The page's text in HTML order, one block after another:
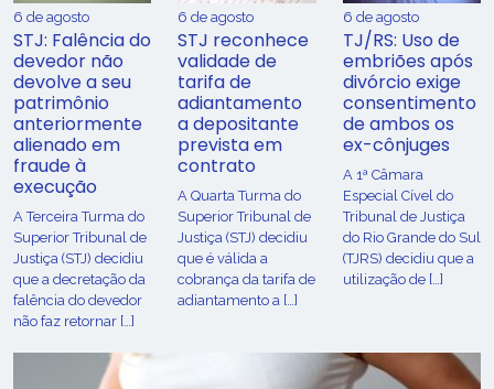
6 de agosto
STJ: Falência do
devedor não
devolve a seu
patrimônio
anteriormente
alienado em
fraude à
execução
A Terceira Turma do
Superior Tribunal de
Justiça (STJ) decidiu
que a decretação da
falência do devedor
não faz retornar […]
6 de agosto
STJ reconhece
validade de
tarifa de
adiantamento
a depositante
prevista em
contrato
A Quarta Turma do
Superior Tribunal de
Justiça (STJ) decidiu
que é válida a
cobrança da tarifa de
adiantamento a […]
6 de agosto
TJ/RS: Uso de
embriões após
divórcio exige
consentimento
de ambos os
ex-cônjuges
A 1ª Câmara
Especial Cível do
Tribunal de Justiça
do Rio Grande do Sul
(TJRS) decidiu que a
utilização de […]